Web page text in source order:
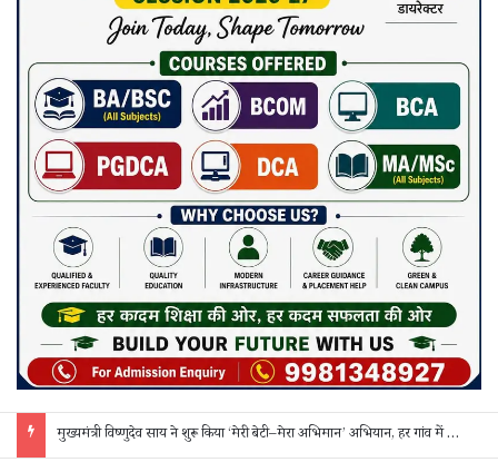
सक्ती: ₹90 लाख की ठगी का खुलासा, एक महिला समेत 3 आरोपी गिरफ्तार